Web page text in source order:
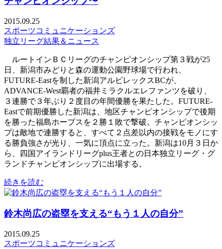
2015.09.25
スポーツコミュニケーションズ
独立リーグ結果＆ニュース
ルートインＢＣリーグのチャンピオンシップ第３戦が25
日、新潟市みどりと森の運動公園野球場で行われ、
FUTURE-Eastを制した新潟アルビレックスBCが、
ADVANCE-West覇者の福井ミラクルエレファンツを破り、
３連勝で３年ぶり２度目の年間優勝を果たした。FUTURE-
Eastで前期優勝した新潟は、地区チャンピオンシップで後期
を勝った福島ホープスを２勝１敗で撃破。チャンピオンシッ
プは敵地で連勝すると、すべて２点差以内の接戦をモノにす
る勝負強さが光り、一気に頂点に立った。新潟は10月３日か
ら、四国アイランドリーグplus王者との日本独立リーグ・グ
ランドチャンピオンシップに出場する。
続きを読む
鈴木尚広の盗塁を支える“もう１人の自分”
2015.09.25
スポーツコミュニケーションズ